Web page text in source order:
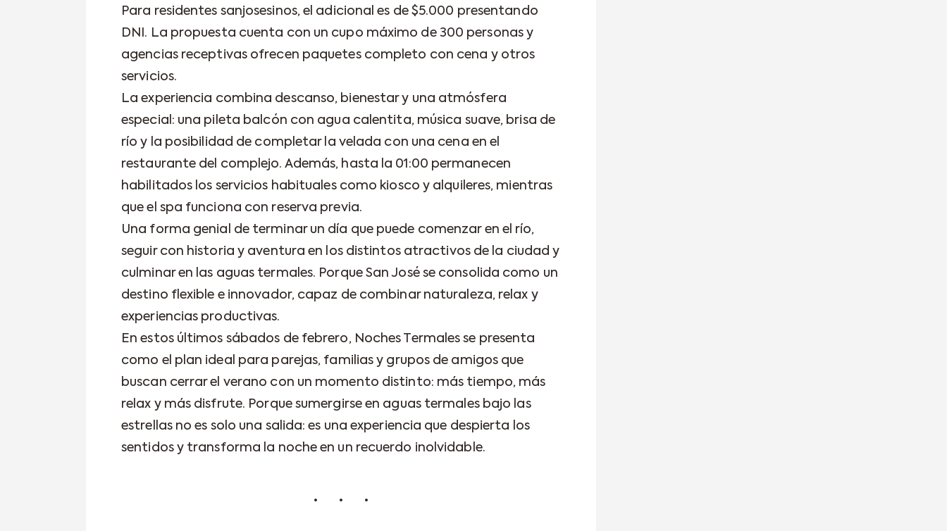
Para residentes sanjosesinos, el adicional es de $5.000 presentando
DNI. La propuesta cuenta con un cupo máximo de 300 personas y
agencias receptivas ofrecen paquetes completo con cena y otros
servicios.
La experiencia combina descanso, bienestar y una atmósfera
especial: una pileta balcón con agua calentita, música suave, brisa de
río y la posibilidad de completar la velada con una cena en el
restaurante del complejo. Además, hasta la 01:00 permanecen
habilitados los servicios habituales como kiosco y alquileres, mientras
que el spa funciona con reserva previa.
Una forma genial de terminar un día que puede comenzar en el río,
seguir con historia y aventura en los distintos atractivos de la ciudad y
culminar en las aguas termales. Porque San José se consolida como un
destino flexible e innovador, capaz de combinar naturaleza, relax y
experiencias productivas.
En estos últimos sábados de febrero, Noches Termales se presenta
como el plan ideal para parejas, familias y grupos de amigos que
buscan cerrar el verano con un momento distinto: más tiempo, más
relax y más disfrute. Porque sumergirse en aguas termales bajo las
estrellas no es solo una salida: es una experiencia que despierta los
sentidos y transforma la noche en un recuerdo inolvidable.